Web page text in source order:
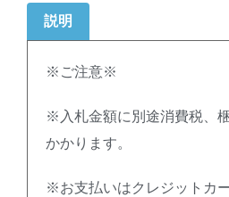
説明
※ご注意※
※入札金額に別途消費税、
かかります。
※お支払いはクレジットカ